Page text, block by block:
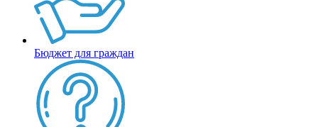
Бюджет для граждан